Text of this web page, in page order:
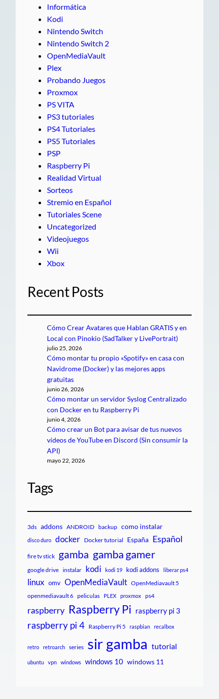
Informática
Kodi
Nintendo Switch
Nintendo Switch 2
OpenMediaVault
Plex
Probando Juegos
Proxmox
PS VITA
PS3 tutoriales
PS4 Tutoriales
PS5 Tutoriales
PSP
Raspberry Pi
Realidad Virtual
Sorteos
Stremio en Español
Tutoriales Scene
Uncategorized
Videojuegos
Wii
Xbox
Recent Posts
Cómo Crear Avatares que Hablan GRATIS y en
Local con Pinokio (SadTalker y LivePortrait)
julio 25, 2026
Cómo montar tu propio «Spotify» en casa con
Navidrome (Docker) y las mejores apps
gratuitas
junio 26, 2026
Cómo montar un servidor Syslog Centralizado
con Docker en tu Raspberry Pi
junio 4, 2026
Cómo crear un Bot para avisar de tus nuevos
vídeos de YouTube en Discord (Sin consumir la
API)
mayo 22, 2026
Tags
3ds addons ANDROID backup como instalar
disco duro docker Docker tutorial España Español
fire tv stick gamba gamba gamer
google drive instalar kodi kodi 19 kodi addons liberar ps4
linux omv OpenMediaVault OpenMediavault 5
openmediavault 6 peliculas PLEX proxmox ps4
raspberry Raspberry Pi raspberry pi 3
raspberry pi 4 Raspberry Pi 5 raspbian recalbox
retro retroarch series sir gamba tutorial
ubuntu vpn windows windows 10 windows 11